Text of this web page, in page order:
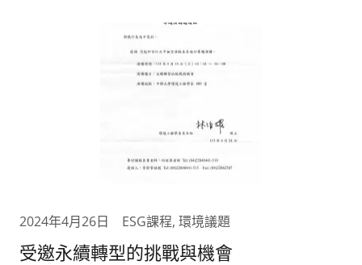
2024年4月26日 ESG課程, 環境議題
受邀永續轉型的挑戰與機會